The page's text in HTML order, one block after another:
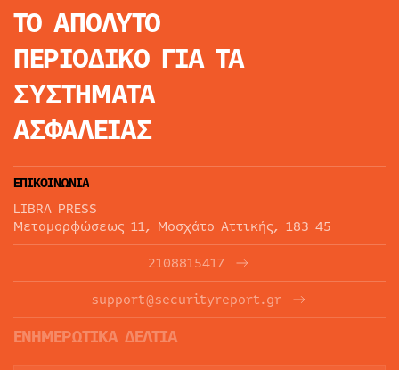
ΤΟ ΑΠΟΛΥΤΟ
ΠΕΡΙΟΔΙΚΟ ΓΙΑ ΤΑ
ΣΥΣΤΗΜΑΤΑ
ΑΣΦΑΛΕΙΑΣ
ΕΠΙΚΟΙΝΩΝΙΑ
LIBRA PRESS
Μεταμορφώσεως 11, Μοσχάτο Αττικής, 183 45
2108815417
support@securityreport.gr
ΕΝΗΜΕΡΩΤΙΚΑ ΔΕΛΤΙΑ